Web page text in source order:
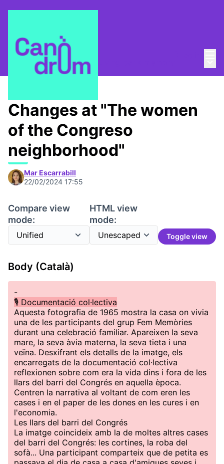
Taula de Memòries / 📸 Living bank memory
Changes at "The women
of the Congreso
neighborhood"
Mar Escarrabill
22/02/2024 17:55
Compare view
mode:
HTML view
mode:
Toggle view
Body (Català)
-
🎙️ Documentació col·lectiva
Aquesta fotografia de 1965 mostra la casa on vivia
una de les participants del grup Fem Memòries
durant una celebració familiar. Apareixen la seva
mare, la seva àvia materna, la seva tieta i una
veïna. Desxifrant els detalls de la imatge, els
encarregats de la documentació col·lectiva
reflexionen sobre com era la vida dins i fora de les
llars del barri del Congrés en aquella època.
Centren la narrativa al voltant de com eren les
cases i en el paper de les dones en les cures i en
l'economia.
Les llars del barri del Congrés
La imatge coincideix amb la de moltes altres cases
del barri del Congrés: les cortines, la roba del
sofà... Una participant comparteix que de petita es